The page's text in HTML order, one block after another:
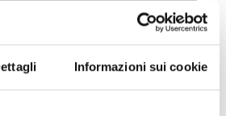
Informazioni sui cookie
BALAMONDOTV - 02/07/2025